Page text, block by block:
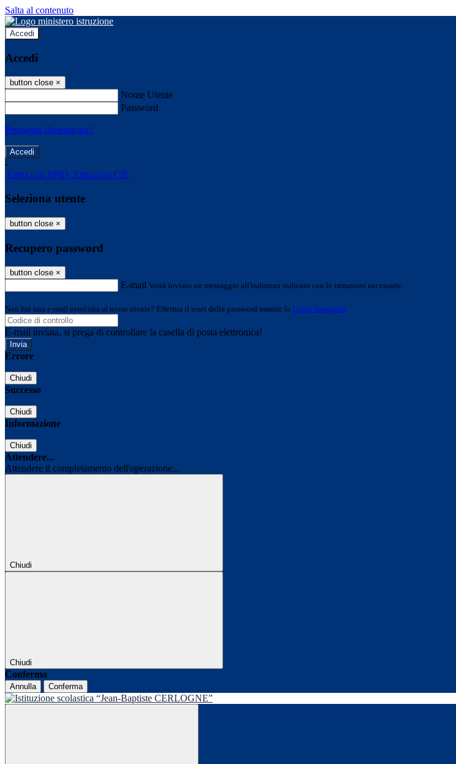
Salta al contenuto
Accedi
Accedi
button close ×
Nome Utente
Password
Password dimenticata?
-
Entra con SPID Entra con CIE
Seleziona utente
button close ×
Recupero password
button close ×
E-mail Verrà inviato un messaggio all'indirizzo indicato con le istruzioni necessarie.
Non hai una e-mail associata al nome utente? Effettua il reset della password tramite la Login Spaggiari
E-mail inviata, si prega di controllare la casella di posta elettronica!
Errore
Chiudi
Successo
Chiudi
Informazione
Chiudi
Attendere...
Attendere il completamento dell'operazione...
Chiudi
Chiudi
Conferma
Annulla Conferma